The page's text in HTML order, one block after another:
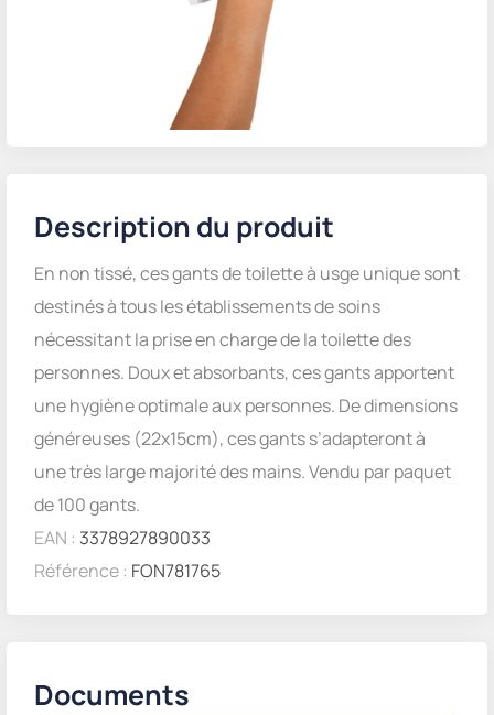
Description du produit
En non tissé, ces gants de toilette à usge unique sont
destinés à tous les établissements de soins
nécessitant la prise en charge de la toilette des
personnes. Doux et absorbants, ces gants apportent
une hygiène optimale aux personnes. De dimensions
généreuses (22x15cm), ces gants s’adapteront à
une très large majorité des mains. Vendu par paquet
de 100 gants.
EAN : 3378927890033
Référence : FON781765
Documents